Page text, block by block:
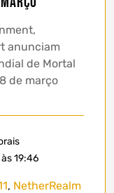
anunciam
de Mortal
de março
19:46
, NetherRealm